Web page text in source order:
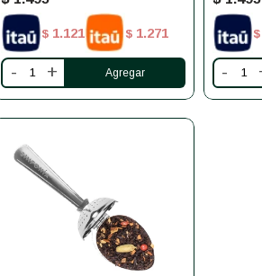
$ 1.121 $ 1.271
- +
$
-